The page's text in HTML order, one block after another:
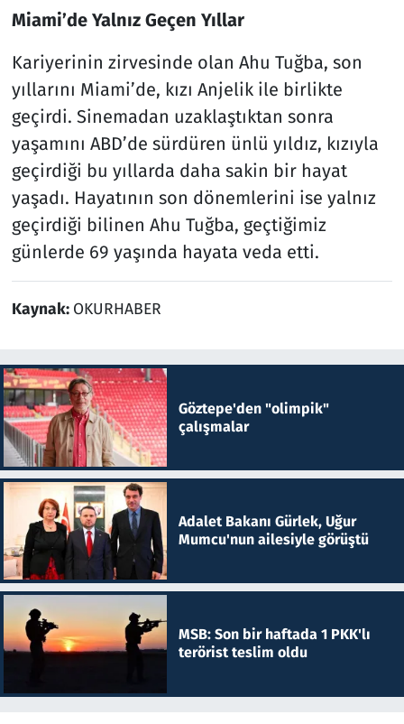
Miami’de Yalnız Geçen Yıllar
Kariyerinin zirvesinde olan Ahu Tuğba, son
yıllarını Miami’de, kızı Anjelik ile birlikte
geçirdi. Sinemadan uzaklaştıktan sonra
yaşamını ABD’de sürdüren ünlü yıldız, kızıyla
geçirdiği bu yıllarda daha sakin bir hayat
yaşadı. Hayatının son dönemlerini ise yalnız
geçirdiği bilinen Ahu Tuğba, geçtiğimiz
günlerde 69 yaşında hayata veda etti.
Kaynak: OKURHABER
Göztepe'den "olimpik"
çalışmalar
Adalet Bakanı Gürlek, Uğur
Mumcu'nun ailesiyle görüştü
MSB: Son bir haftada 1 PKK'lı
terörist teslim oldu